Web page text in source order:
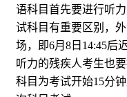
语科目首先要进行听
试科目有重要区别，
场，即6月8日14:45后
听力的残疾人考生也
科目为考试开始15分